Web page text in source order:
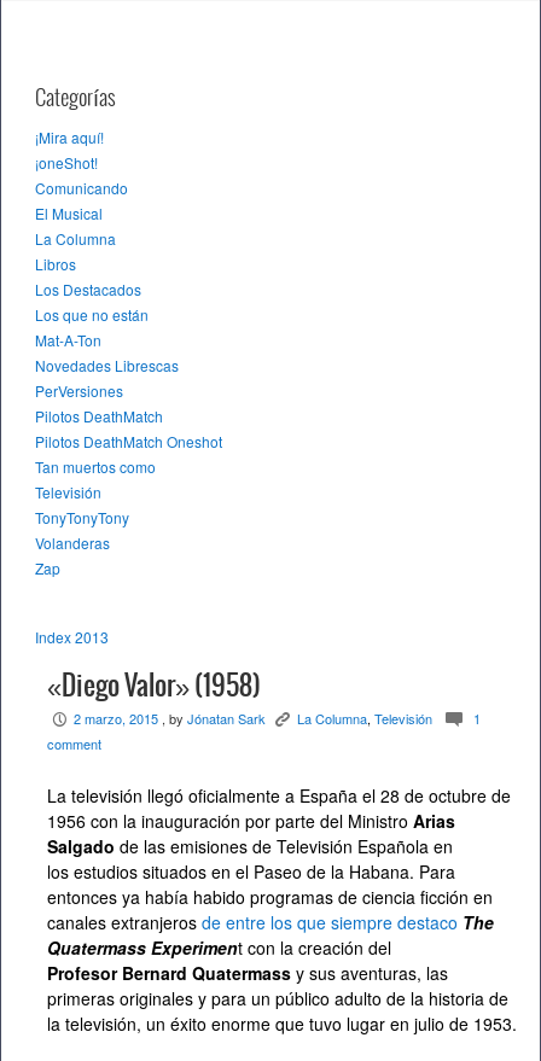
Categorías
¡Mira aquí!
¡oneShot!
Comunicando
El Musical
La Columna
Libros
Los Destacados
Los que no están
Mat-A-Ton
Novedades Librescas
PerVersiones
Pilotos DeathMatch
Pilotos DeathMatch Oneshot
Tan muertos como
Televisión
TonyTonyTony
Volanderas
Zap
Index 2013
«Diego Valor» (1958)
P 2 marzo, 2015 , by Jónatan Sark K La Columna,Televisión c
1
comment
La televisión llegó oficialmente a España el 28 de octubre de
1956 con la inauguración por parte del Ministro Arias
Salgado de las emisiones de Televisión Española en
los estudios situados en el Paseo de la Habana. Para
entonces ya había habido programas de ciencia ficción en
canales extranjeros de entre los que siempre destaco The
Quatermass Experiment con la creación del
Profesor Bernard Quatermass y sus aventuras, las
primeras originales y para un público adulto de la historia de
la televisión, un éxito enorme que tuvo lugar en julio de 1953.